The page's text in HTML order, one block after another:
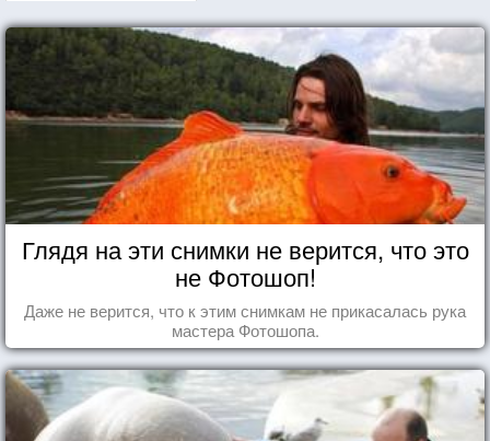
Глядя на эти снимки не верится, что это
не Фотошоп!
Даже не верится, что к этим снимкам не прикасалась рука
мастера Фотошопа.